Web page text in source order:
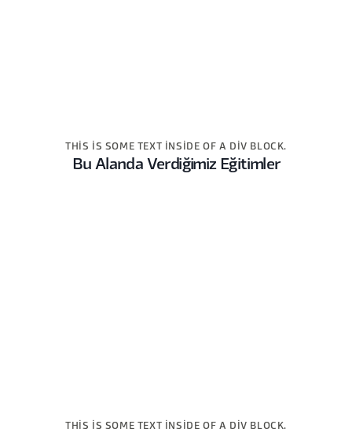
THIS IS SOME TEXT INSIDE OF A DIV BLOCK.
Bu Alanda Verdiğimiz Eğitimler
THIS IS SOME TEXT INSIDE OF A DIV BLOCK.